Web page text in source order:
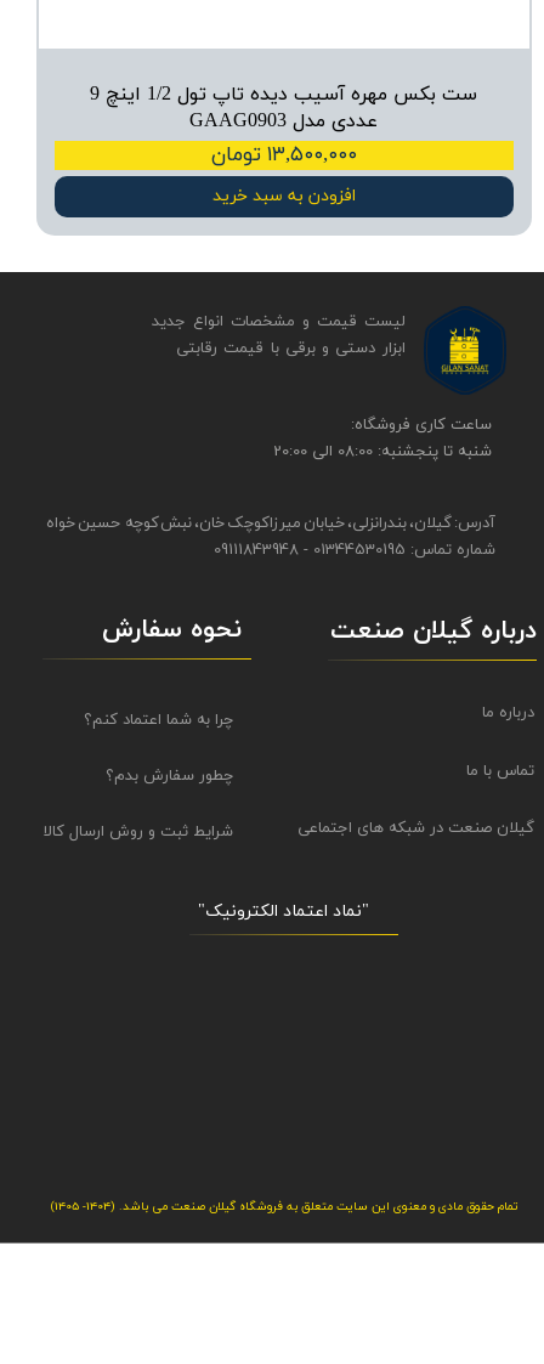
ست بکس مهره آسیب دیده تاپ تول 1/2 اینچ 9
عددی مدل GAAG0903
۱۳,۵۰۰,۰۰۰ تومان
افزودن به سبد خرید
​​ساعت کاری فروشگاه:
شنبه تا پنجشنبه: 08:00 الی 20:00
آدرس: گیلان، بندرانزلی، خیابان میرزاکوچک خان، نبش کوچه حسین خواه
شماره تماس: 01344530195 - 09111843948
لیست قیمت و مشخصات انواع جدید
ابزار دستی و برقی ​​​​​​​با قیمت رقابتی
نحوه سفارش
چرا به شما اعتماد کنم؟
چطور سفارش بدم؟
شرایط ثبت و روش ارسال کالا
تمام حقوق مادی و معنوی این سایت متعلق به فروشگاه گیلان صنعت می باشد. (1404- 1405)
"نماد اعتماد الکترونیک​​​​​​​"
درباره گیلان صنعت
درباره ما
تماس با ما
گیلان صنعت در شبکه های اجتماعی